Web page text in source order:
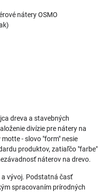
nátery OSMO
dreva a stavebných
divízie pre nátery na
- slovo "form" nesie
produktov, zatiaľčo "farbe"
náterov na drevo.
a vývoj. Podstatná časť
spracovaním prírodných